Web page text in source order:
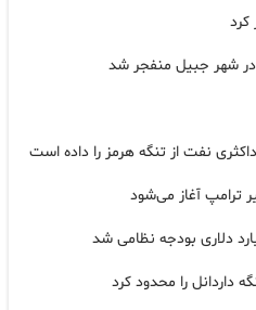
کرد
شهر جبیل منفجر شد
نفت از تنگه هرمز را داده است
ترامپ آغاز می‌شود
داردانل را محدود کرد